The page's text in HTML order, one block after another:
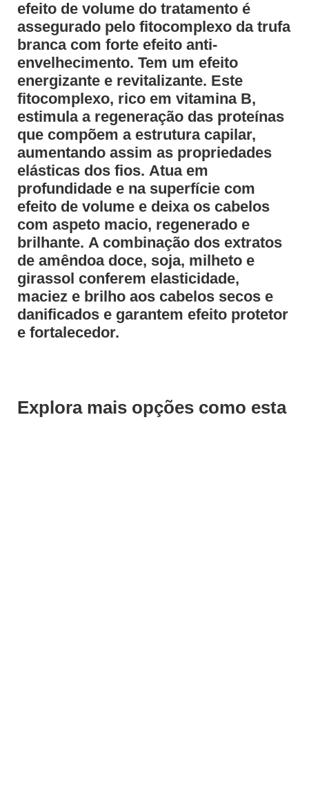
efeito de volume do tratamento é
assegurado pelo fitocomplexo da trufa
branca com forte efeito anti-
envelhecimento. Tem um efeito
energizante e revitalizante. Este
fitocomplexo, rico em vitamina B,
estimula a regeneração das proteínas
que compõem a estrutura capilar,
aumentando assim as propriedades
elásticas dos fios. Atua em
profundidade e na superfície com
efeito de volume e deixa os cabelos
com aspeto macio, regenerado e
brilhante. A combinação dos extratos
de amêndoa doce, soja, milheto e
girassol conferem elasticidade,
maciez e brilho aos cabelos secos e
danificados e garantem efeito protetor
e fortalecedor.
Explora mais opções como esta